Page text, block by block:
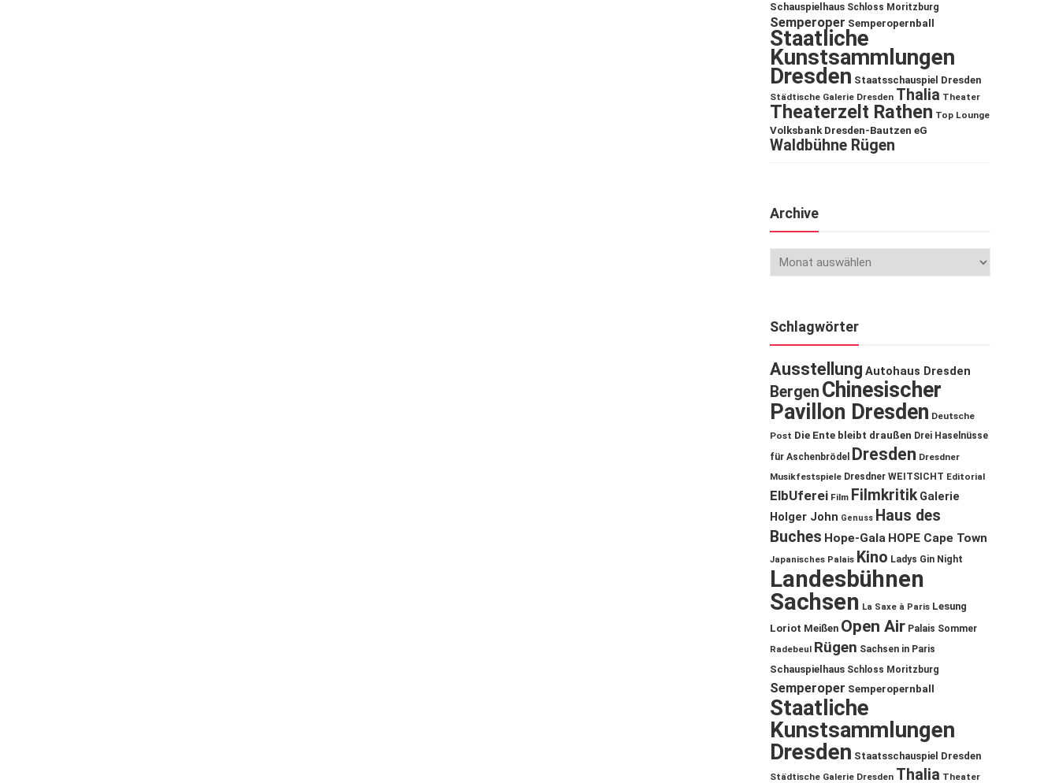
Schauspielhaus Schloss Moritzburg
Semperoper Semperopernball
Staatliche
Kunstsammlungen
Dresden Staatsschauspiel Dresden
Städtische Galerie Dresden Thalia Theater
Theaterzelt Rathen Top Lounge
Volksbank Dresden-Bautzen eG
Waldbühne Rügen
Archive
Schlagwörter
Ausstellung Autohaus Dresden
Bergen Chinesischer
Pavillon Dresden Deutsche
Post Die Ente bleibt draußen Drei Haselnüsse
für Aschenbrödel
Dresden Dresdner
Musikfestspiele Dresdner WEITSICHT Editorial
ElbUferei Film Filmkritik Galerie
Holger John Genuss Haus des
Buches Hope-Gala HOPE Cape Town
Japanisches Palais Kino Ladys Gin Night
Landesbühnen
Sachsen La Saxe à Paris Lesung
Loriot Meißen Open Air Palais Sommer
Radebeul Rügen Sachsen in Paris
Schauspielhaus Schloss Moritzburg
Semperoper Semperopernball
Staatliche
Kunstsammlungen
Dresden Staatsschauspiel Dresden
Städtische Galerie Dresden Thalia Theater